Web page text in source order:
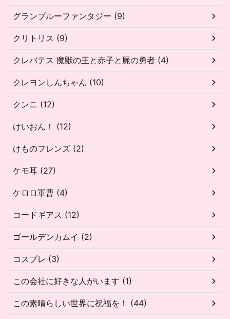
グランブルーファンタジー (9)
クリトリス (9)
クレバテス 魔獣の王と赤子と屍の勇者 (4)
クレヨンしんちゃん (10)
クンニ (12)
けいおん！ (12)
けものフレンズ (2)
ケモ耳 (27)
ケロロ軍曹 (4)
コードギアス (12)
ゴールデンカムイ (2)
コスプレ (3)
この会社に好きな人がいます (1)
この素晴らしい世界に祝福を！ (44)